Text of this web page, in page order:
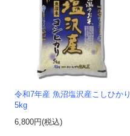
令和7年産 魚沼塩沢産こしひかり
5kg
6,800円(税込)